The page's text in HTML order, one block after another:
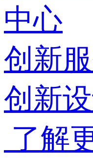
中心
创新
创新
了解